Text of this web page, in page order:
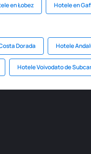
en Łobez Hotele en
Dorada Hotele
Hotele Voivodato de